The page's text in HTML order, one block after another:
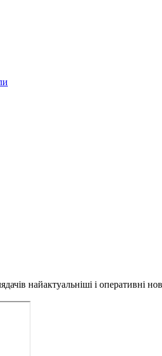
найактуальніші і оперативні